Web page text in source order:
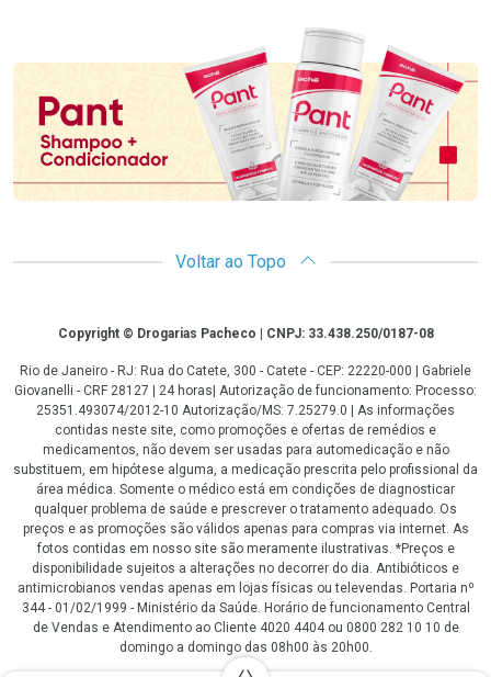
Voltar ao Topo
CopyrightCopyright © Drogarias Pacheco | CNPJ: 33.438.250/0187-08
Rio de Janeiro - RJ: Rua do Catete, 300 - Catete - CEP: 22220-000 | Gabriele
Giovanelli - CRF 28127 | 24 horas| Autorização de funcionamento: Processo:
25351.493074/2012-10 Autorização/MS: 7.25279.0 | As informações
contidas neste site, como promoções e ofertas de remédios e
medicamentos, não devem ser usadas para automedicação e não
substituem, em hipótese alguma, a medicação prescrita pelo profissional da
área médica. Somente o médico está em condições de diagnosticar
qualquer problema de saúde e prescrever o tratamento adequado. Os
preços e as promoções são válidos apenas para compras via internet. As
fotos contidas em nosso site são meramente ilustrativas. *Preços e
disponibilidade sujeitos a alterações no decorrer do dia. Antibióticos e
antimicrobianos vendas apenas em lojas físicas ou televendas. Portaria nº
344 - 01/02/1999 - Ministério da Saúde. Horário de funcionamento Central
de Vendas e Atendimento ao Cliente 4020 4404 ou 0800 282 10 10 de
domingo a domingo das 08h00 às 20h00.